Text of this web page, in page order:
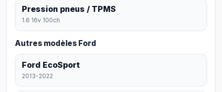
Pression pneus / TPMS
1.6 16v 100ch
Autres modèles Ford
Ford EcoSport
2013-2022